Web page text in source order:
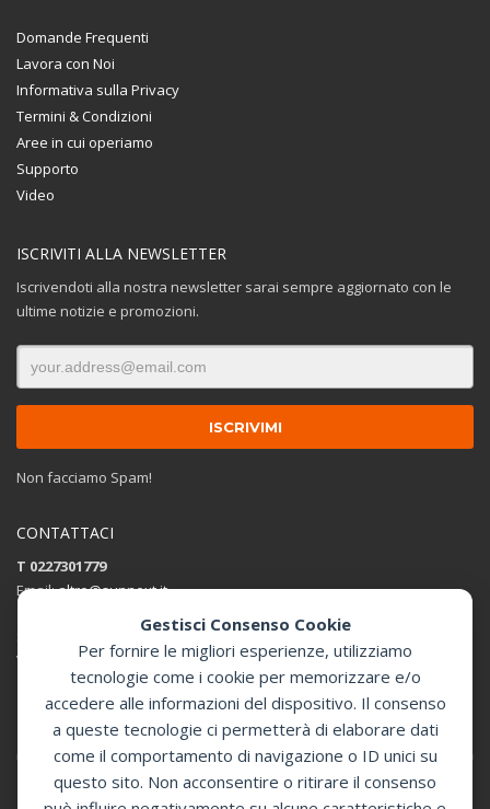
Gestisci Consenso Cookie
Per fornire le migliori esperienze, utilizziamo
tecnologie come i cookie per memorizzare e/o
accedere alle informazioni del dispositivo. Il consenso
a queste tecnologie ci permetterà di elaborare dati
come il comportamento di navigazione o ID unici su
questo sito. Non acconsentire o ritirare il consenso
Domande Frequenti
Lavora con Noi
Informativa sulla Privacy
Termini & Condizioni
Aree in cui operiamo
Supporto
Video
ISCRIVITI ALLA NEWSLETTER
Iscrivendoti alla nostra newsletter sarai sempre aggiornato con le
ultime notizie e promozioni.
Non facciamo Spam!
CONTATTACI
T 0227301779
Email:altro@sunnext.it
Via Perugino 44 , 20093 Cologno Monzese (MI)
Apri in Google Maps